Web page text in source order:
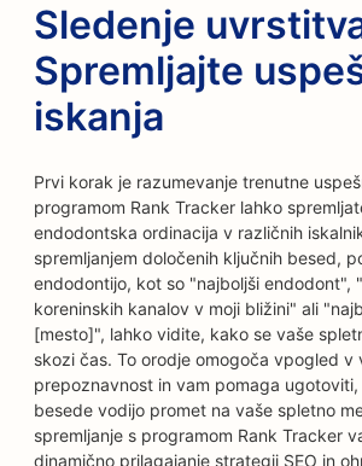
Sledenje
Spremljajte
iskanja
Prvi korak je razumevanje trenutne
programom Rank Tracker lahko
endodontska ordinacija v različnih
spremljanjem določenih ključnih besed,
endodontijo, kot so "najboljši endodont",
koreninskih kanalov v moji bližini" ali
[mesto]", lahko vidite, kako se vaše
skozi čas. To orodje omogoča vpogled v
prepoznavnost in vam pomaga
besede vodijo promet na vaše spletno
spremljanje s programom Rank Tracker
dinamično prilagajanje strategij SEO in